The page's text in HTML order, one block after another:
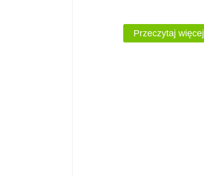
Przeczytaj więcej